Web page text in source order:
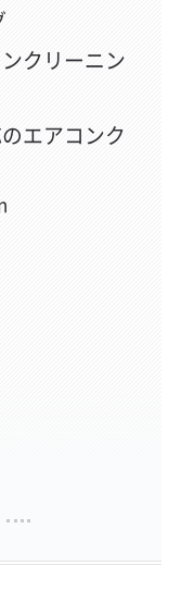
クリーニン
エアコンク